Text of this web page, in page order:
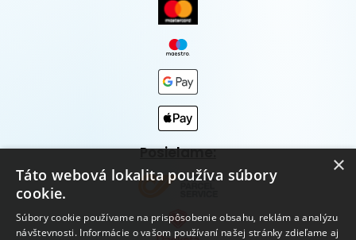
Posielame: ×
Táto webová lokalita používa súbory
cookie.
Súbory cookie používame na prispôsobenie obsahu, reklám a analýzu
návštevnosti. Informácie o vašom používaní našej stránky zdieľame aj